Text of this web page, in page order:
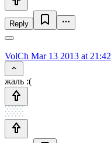
Reply
VolCh Mar 13 2013 at 21:42
жаль :(